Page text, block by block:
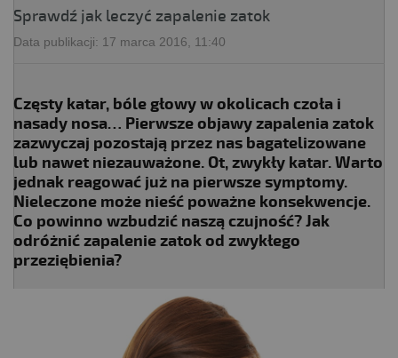
Sprawdź jak leczyć zapalenie zatok
Data publikacji: 17 marca 2016, 11:40
Częsty katar, bóle głowy w okolicach czoła i
nasady nosa… Pierwsze objawy zapalenia zatok
zazwyczaj pozostają przez nas bagatelizowane
lub nawet niezauważone. Ot, zwykły katar. Warto
jednak reagować już na pierwsze symptomy.
Nieleczone może nieść poważne konsekwencje.
Co powinno wzbudzić naszą czujność? Jak
odróżnić zapalenie zatok od zwykłego
przeziębienia?